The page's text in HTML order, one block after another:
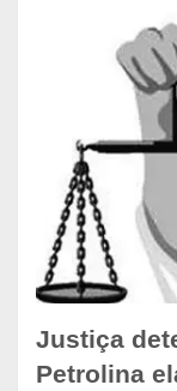
Justiça
Petrolina